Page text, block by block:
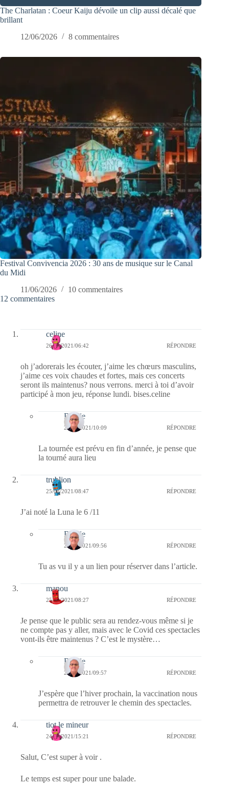
The Charlatan : Coeur Kaiju dévoile un clip aussi décalé que
brillant
12/06/2026
8 commentaires
Festival Convivencia 2026 : 30 ans de musique sur le Canal
du Midi
11/06/2026
10 commentaires
12 commentaires
celine
26/03/2021/06:42 RÉPONDRE
oh j’adorerais les écouter, j’aime les chœurs masculins,
j’aime ces voix chaudes et fortes, mais ces concerts
seront ils maintenus? nous verrons. merci à toi d’avoir
participé à mon jeu, réponse lundi. bises.celine
Bernie
26/03/2021/10:09 RÉPONDRE
La tournée est prévu en fin d’année, je pense que
la tourné aura lieu
trublion
25/03/2021/08:47 RÉPONDRE
J’ai noté la Luna le 6 /11
Bernie
25/03/2021/09:56 RÉPONDRE
Tu as vu il y a un lien pour réserver dans l’article.
manou
25/03/2021/08:27 RÉPONDRE
Je pense que le public sera au rendez-vous même si je
ne compte pas y aller, mais avec le Covid ces spectacles
vont-ils être maintenus ? C’est le mystère…
Bernie
25/03/2021/09:57 RÉPONDRE
J’espère que l’hiver prochain, la vaccination nous
permettra de retrouver le chemin des spectacles.
tiot le mineur
24/03/2021/15:21 RÉPONDRE
Salut, C’est super à voir .
Le temps est super pour une balade.